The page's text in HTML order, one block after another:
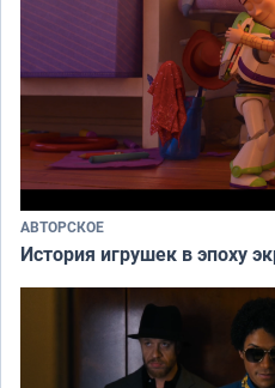
АВТОРСКОЕ
История игрушек в эпоху